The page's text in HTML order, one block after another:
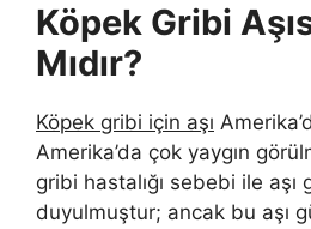
Köpek Gribi
Mıdır?
Köpek gribi için aşı
Amerika’da çok yaygın
gribi hastalığı sebebi ile aşı
duyulmuştur; ancak bu aşı